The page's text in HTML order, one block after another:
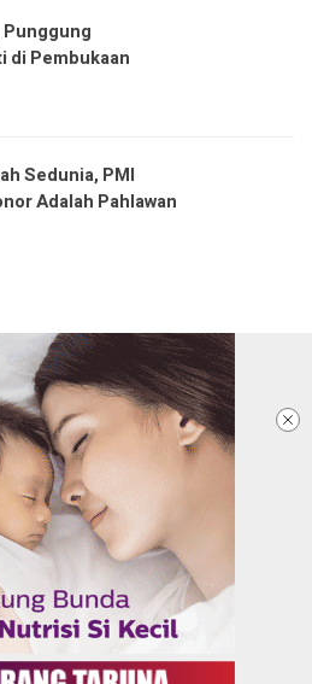
Punggung
di Pembukaan
Sedunia, PMI
Adalah Pahlawan
Privacy Panduan Komunitas
Info Iklan Karir Kontak Kami
|
GENGGAMAN ANAK MUDA